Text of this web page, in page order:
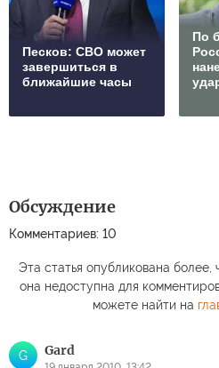
Песков: СВО может
завершиться в
ближайшие часы
По
Обсуждение
Комментариев: 10
Эта статья опубликована более,
она недоступна для
можете найти на
G Gard